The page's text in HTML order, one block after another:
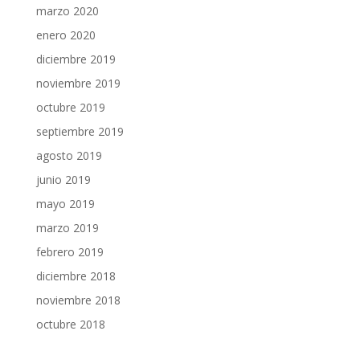
marzo 2020
enero 2020
diciembre 2019
noviembre 2019
octubre 2019
septiembre 2019
agosto 2019
junio 2019
mayo 2019
marzo 2019
febrero 2019
diciembre 2018
noviembre 2018
octubre 2018